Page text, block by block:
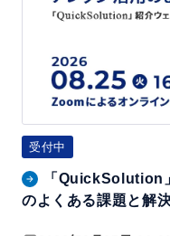
u
t
i
受付中
「QuickSolution
のよくある課題と解